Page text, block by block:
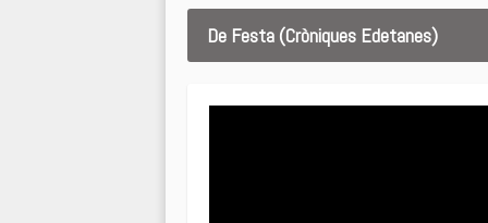
De Festa (Cròniques Edetanes)